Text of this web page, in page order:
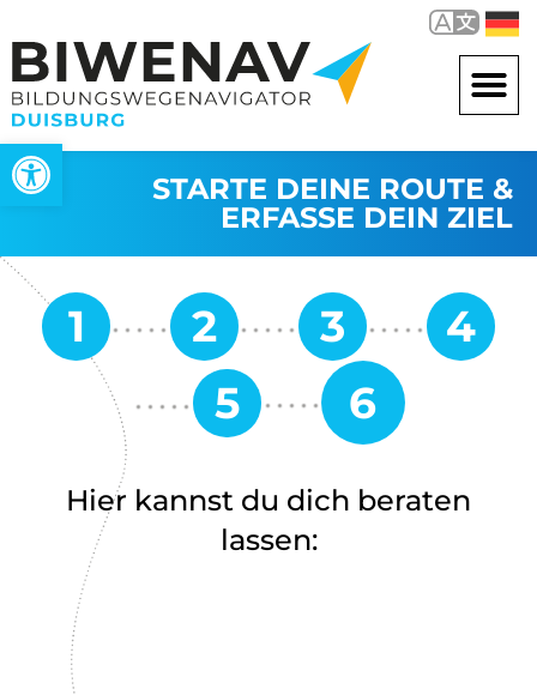
Werkzeugleiste öffnen
STARTE DEINE ROUTE &
ERFASSE DEIN ZIEL
Hier kannst du dich beraten
lassen: